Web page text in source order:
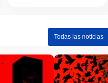
Todas las noticias